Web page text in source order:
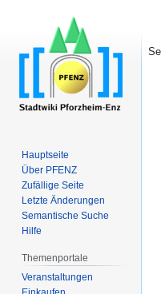
Hauptseite
Über PFENZ
Zufällige Seite
Letzte Änderungen
Semantische Suche
Hilfe
Themenportale
Veranstaltungen